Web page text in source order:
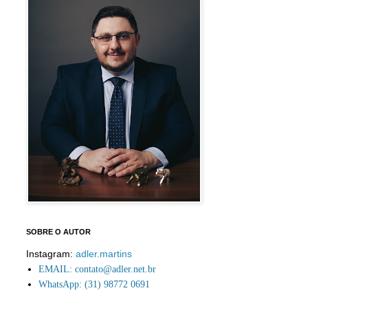
SOBRE O AUTOR
Instagram: adler.martins
EMAIL: contato@adler.net.br
WhatsApp: (31) 98772 0691